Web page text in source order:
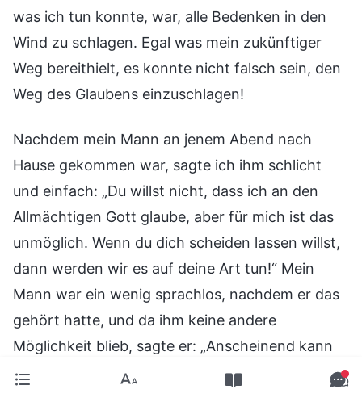
was ich tun konnte, war, alle Bedenken in den
Wind zu schlagen. Egal was mein zukünftiger
Weg bereithielt, es konnte nicht falsch sein, den
Weg des Glaubens einzuschlagen!
Nachdem mein Mann an jenem Abend nach
Hause gekommen war, sagte ich ihm schlicht
und einfach: „Du willst nicht, dass ich an den
Allmächtigen Gott glaube, aber für mich ist das
unmöglich. Wenn du dich scheiden lassen willst,
dann werden wir es auf deine Art tun!“ Mein
Mann war ein wenig sprachlos, nachdem er das
gehört hatte, und da ihm keine andere
Möglichkeit blieb, sagte er: „Anscheinend kann
ich dich nicht mehr kontrollieren! Im Internet